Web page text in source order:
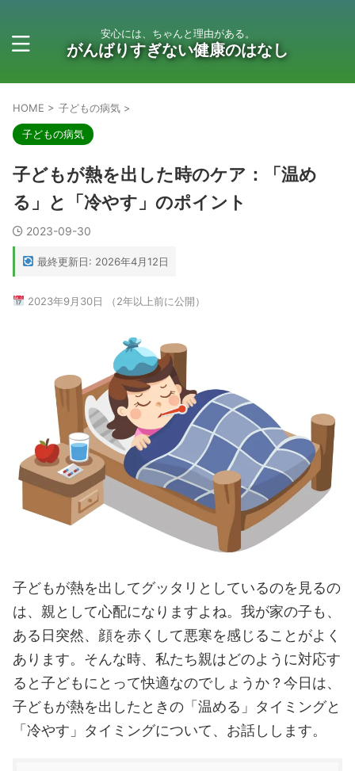
安心には、ちゃんと理由がある。
がんばりすぎない健康のはなし
HOME > 子どもの病気 >
子どもの病気
子どもが熱を出した時のケア：「温め
る」と「冷やす」のポイント
2023-09-30
最終更新日: 2026年4月12日
2023年9月30日 （2年以上前に公開）
子どもが熱を出してグッタリとしているのを見るの
は、親として心配になりますよね。我が家の子も、
ある日突然、顔を赤くして悪寒を感じることがよく
あります。そんな時、私たち親はどのように対応す
ると子どもにとって快適なのでしょうか？今日は、
子どもが熱を出したときの「温める」タイミングと
「冷やす」タイミングについて、お話しします。